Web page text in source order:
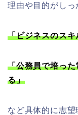
理由や目的がしっ
「ビジネスのス
「公務員で培っ
る」
など具体的に志